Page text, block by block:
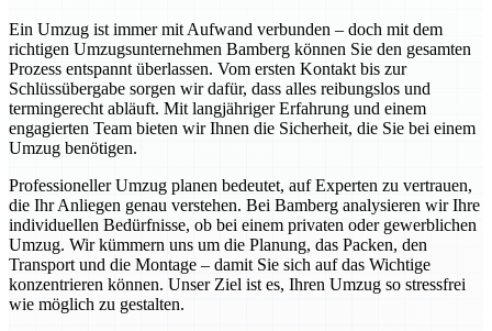
Ein Umzug ist immer mit Aufwand verbunden – doch mit dem
richtigen Umzugsunternehmen Bamberg können Sie den gesamten
Prozess entspannt überlassen. Vom ersten Kontakt bis zur
Schlüssübergabe sorgen wir dafür, dass alles reibungslos und
termingerecht abläuft. Mit langjähriger Erfahrung und einem
engagierten Team bieten wir Ihnen die Sicherheit, die Sie bei einem
Umzug benötigen.
Professioneller Umzug planen bedeutet, auf Experten zu vertrauen,
die Ihr Anliegen genau verstehen. Bei Bamberg analysieren wir Ihre
individuellen Bedürfnisse, ob bei einem privaten oder gewerblichen
Umzug. Wir kümmern uns um die Planung, das Packen, den
Transport und die Montage – damit Sie sich auf das Wichtige
konzentrieren können. Unser Ziel ist es, Ihren Umzug so stressfrei
wie möglich zu gestalten.